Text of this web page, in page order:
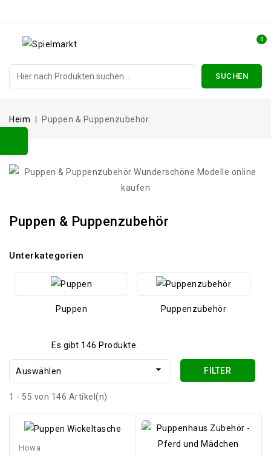
0
SUCHEN
Heim Puppen & Puppenzubehör
Puppen & Puppenzubehör
Unterkategorien
Puppen Puppenzubehör
Es gibt 146 Produkte.
Auswählen  FILTER
1 - 55 von 146 Artikel(n)
Howa